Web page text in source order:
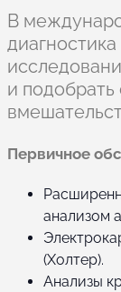
В
и
Первичное
анализом
(Холтер).
Анализы